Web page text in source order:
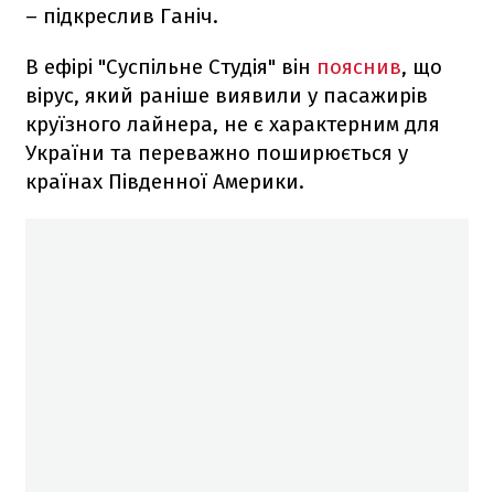
– підкреслив Ганіч.
В ефірі "Суспільне Студія" він пояснив, що
вірус, який раніше виявили у пасажирів
круїзного лайнера, не є характерним для
України та переважно поширюється у
країнах Південної Америки.